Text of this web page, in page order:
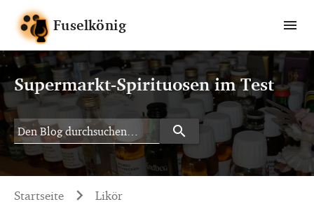
Fuselkönig
Supermarkt-Spirituosen im Test
Search search
Startseite Likör